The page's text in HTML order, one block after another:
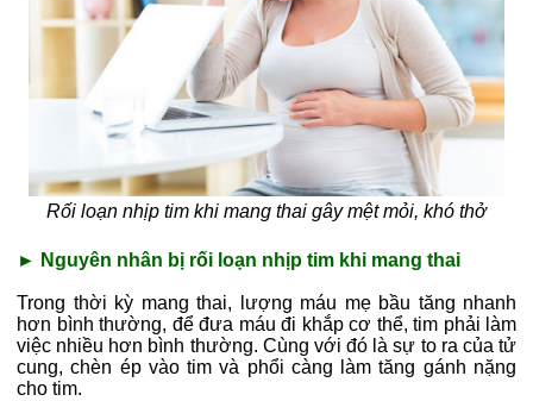
Rối loạn nhịp tim khi mang thai gây mệt mỏi, khó thở
► Nguyên nhân bị rối loạn nhịp tim khi mang thai
Trong thời kỳ mang thai, lượng máu mẹ bầu tăng nhanh
hơn bình thường, để đưa máu đi khắp cơ thể, tim phải làm
việc nhiều hơn bình thường. Cùng với đó là sự to ra của tử
cung, chèn ép vào tim và phổi càng làm tăng gánh nặng
cho tim.